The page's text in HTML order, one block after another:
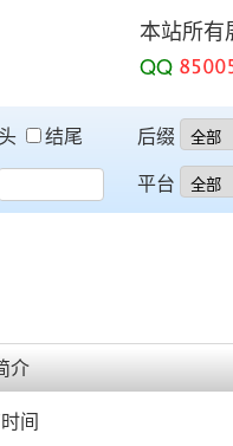
本站所有
QQ
结尾
后缀
平台
介
间